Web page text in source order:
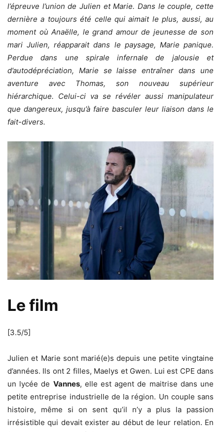
l’épreuve l’union de Julien et Marie. Dans le couple, cette
dernière a toujours été celle qui aimait le plus, aussi, au
moment où Anaëlle, le grand amour de jeunesse de son
mari Julien, réapparait dans le paysage, Marie panique.
Perdue dans une spirale infernale de jalousie et
d’autodépréciation, Marie se laisse entraîner dans une
aventure avec Thomas, son nouveau supérieur
hiérarchique. Celui-ci va se révéler aussi manipulateur
que dangereux, jusqu’à faire basculer leur liaison dans le
fait-divers.
Le film
[3.5/5]
Julien et Marie sont marié(e)s depuis une petite vingtaine
d’années. Ils ont 2 filles, Maelys et Gwen. Lui est CPE dans
un lycée de Vannes, elle est agent de maitrise dans une
petite entreprise industrielle de la région. Un couple sans
histoire, même si on sent qu’il n’y a plus la passion
irrésistible qui devait exister au début de leur relation. En